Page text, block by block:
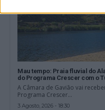
Mau tempo: Praia fluvial do
do Programa Crescer com o
A Câmara de Gavião vai
Programa Crescer...
3 Agosto, 2026 - 18:30